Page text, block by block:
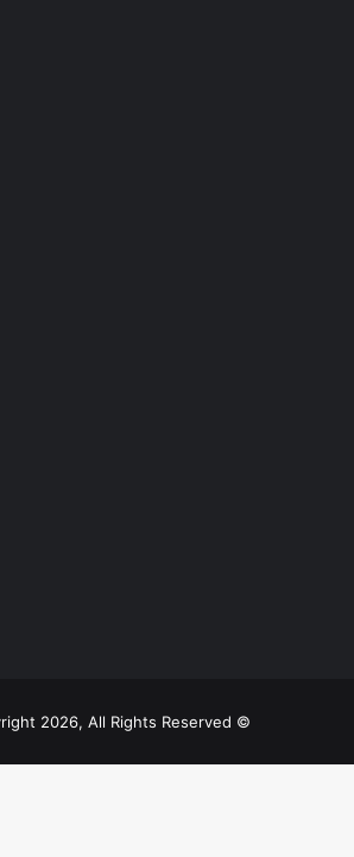
© Copyright 2026, All Rights Reserved |